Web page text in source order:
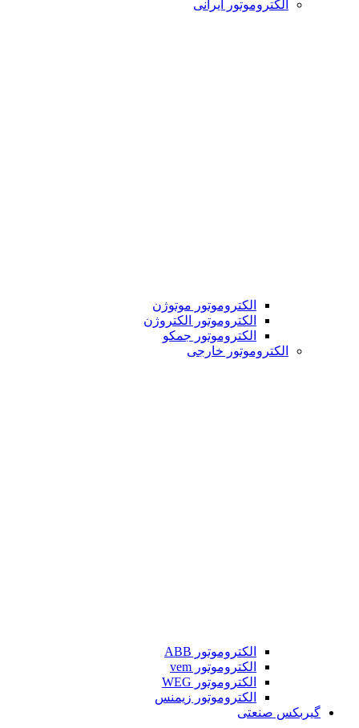
الکتروموتور ایرانی
الکتروموتور موتوژن
الکتروموتور الکتروژن
الکتروموتور جمکو
الکتروموتور خارجی
الکتروموتور ABB
الکتروموتور vem
الکتروموتور WEG
الکتروموتور زیمنس
گیربکس صنعتی